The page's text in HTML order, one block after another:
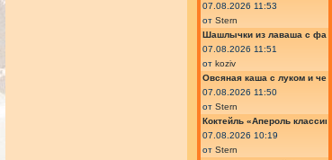
07.08.2026 11:53
от Stern
Шашлычки из лаваша с
07.08.2026 11:51
от koziv
Овсяная каша с луком и
07.08.2026 11:50
от Stern
Коктейль «Апероль
07.08.2026 10:19
от Stern